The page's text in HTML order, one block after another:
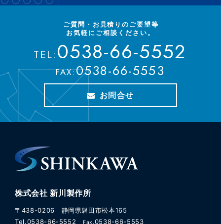
ご質問・お見積りのご要望等
お気軽にご相談ください。
TEL: 0538-66-5552
FAX:0538-66-5553
お問合せ
株式会社 新川製作所
〒438-0206 静岡県磐田市松本165
Tel.0538-66-5552
Fax.0538-66-5553